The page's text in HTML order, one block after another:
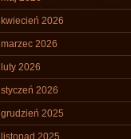
kwiecień 2026
marzec 2026
luty 2026
styczeń 2026
grudzień 2025
listopad 2025